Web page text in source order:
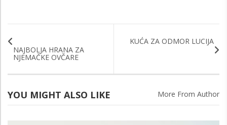
NAJBOLJA HRANA ZA
NJEMAČKE OVČARE
KUĆA ZA ODMOR LUCIJA
YOU MIGHT ALSO LIKE More From Author